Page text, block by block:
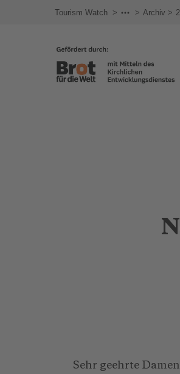
Tourism Watch Newsletter
Archiv
Sehr geehrte